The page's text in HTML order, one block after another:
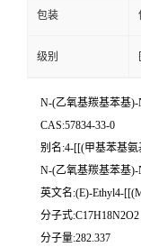
包装
级别
N-(乙氧基羰基苯基)-
CAS:57834-33-0
别名:4-[[(甲基苯基
N-(乙氧基羰基苯基
英文名:(E)-Ethyl4-
分子式:C17H18N2O2
分子量:282.337